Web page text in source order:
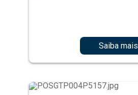
Saiba mais